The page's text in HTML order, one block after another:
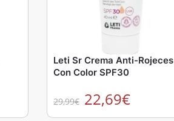
Leti Sr Crema Anti-Rojeces
Con Color SPF30
29,99€ 22,69€